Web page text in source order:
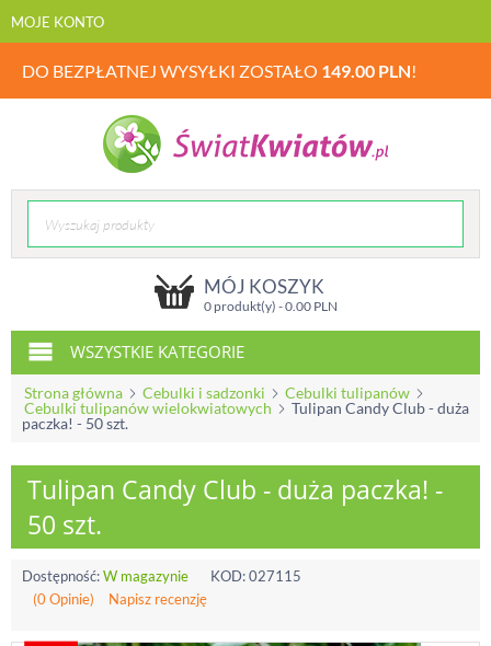
MOJE KONTO
DO BEZPŁATNEJ WYSYŁKI ZOSTAŁO 149.00 PLN!
MÓJ KOSZYK
0 produkt(y) -0.00PLN
WSZYSTKIE KATEGORIE
Strona główna Cebulki i sadzonki
Cebulki tulipanów
Cebulki tulipanów wielokwiatowych
Tulipan Candy Club - duża
paczka! - 50 szt.
Tulipan Candy Club - duża paczka! -
50 szt.
Dostępność:W magazynie KOD:027115
(0 Opinie)
Napisz recenzję